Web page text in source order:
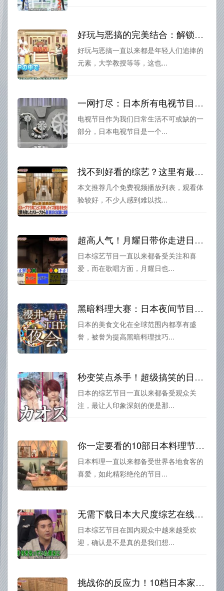
好玩与恶搞的完美结合：解锁日本综艺节目“搞笑整蛊”之王
好玩与恶搞一直以来都是年轻人们追捧的
元素，大学教授等等，这也...
一网打尽：日本所有电视节目知多少？
电视节目作为我们日常生活不可或缺的一
部分，日本电视节目是一个...
找不到好看的综艺？这里有最新最火的日本综艺去哪看免费视频播放列表
本文推荐几个免费视频播放列表，观看体
验较好，不少人感到难以找...
超高人气！月耀日带你走进日本综艺最热门的话题
日本综艺节目一直以来都备受关注和喜
爱，而在歌唱方面，月耀日也...
黑暗料理大赛：日本夜间节目教你如何快速入门，轻松掌握技巧
日本的美食文化在全球范围内都享有盛
誉，被誉为提高黑暗料理技巧...
秒变笑点杀手！超级搞笑的日本综艺节目让你开怀大笑
日本的综艺节目一直以来都备受观众关
注，最让人印象深刻的便是那...
你一定要看的10部日本料理节目排行榜，带你尝遍日本美食
日本料理一直以来都备受世界各地食客的
喜爱，如此精彩绝伦的节目...
无需下载日本大尺度综艺在线观看，免费观看秘籍大揭秘
日本综艺节目在国内观众中越来越受欢
迎，确认是不是真的是我们想...
挑战你的反应力！10档日本家庭游戏综艺节目推荐